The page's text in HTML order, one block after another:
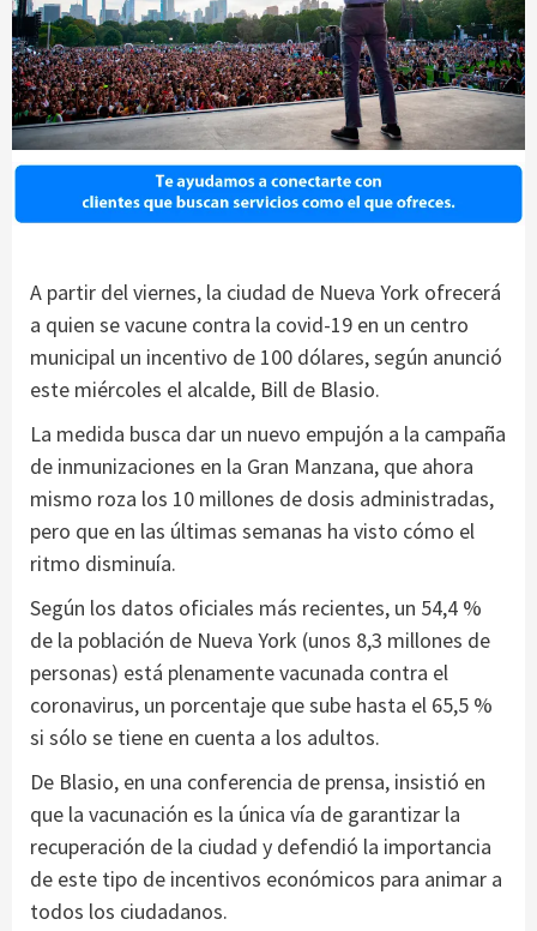
A partir del viernes, la ciudad de Nueva York ofrecerá
a quien se vacune contra la covid-19 en un centro
municipal un incentivo de 100 dólares, según anunció
este miércoles el alcalde, Bill de Blasio.
La medida busca dar un nuevo empujón a la campaña
de inmunizaciones en la Gran Manzana, que ahora
mismo roza los 10 millones de dosis administradas,
pero que en las últimas semanas ha visto cómo el
ritmo disminuía.
Según los datos oficiales más recientes, un 54,4 %
de la población de Nueva York (unos 8,3 millones de
personas) está plenamente vacunada contra el
coronavirus, un porcentaje que sube hasta el 65,5 %
si sólo se tiene en cuenta a los adultos.
De Blasio, en una conferencia de prensa, insistió en
que la vacunación es la única vía de garantizar la
recuperación de la ciudad y defendió la importancia
de este tipo de incentivos económicos para animar a
todos los ciudadanos.